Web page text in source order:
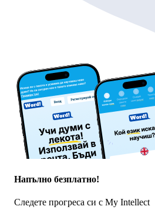
Напълно безплатно!
Следете прогреса си с My Intellect